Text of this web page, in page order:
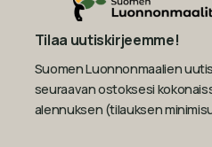
Tilaa uutiskirjeemme!
Suomen Luonnonmaalien
seuraavan ostoksesi
alennuksen (tilauksen